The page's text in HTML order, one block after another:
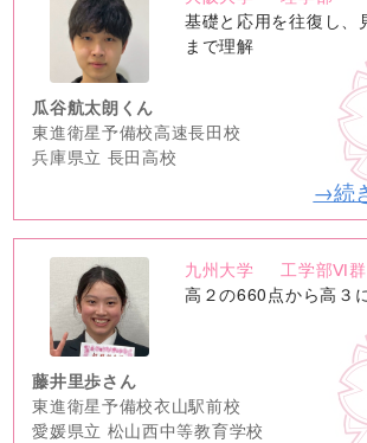
no
image
基礎と応用を往復し、
まで理解
瓜谷航太朗くん
東進衛星予備校高速長田校
兵庫県立 長田高校
→続
no
image
九州大学
工学部Ⅵ
高２の660点から高３
藤井里歩さん
東進衛星予備校衣山駅前校
愛媛県立 松山西中等教育学校